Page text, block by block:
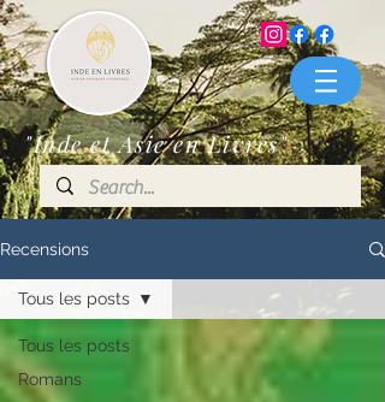
"Inde et Asie en Livres"
Recensions
Tous les posts
Romans
Tous les posts